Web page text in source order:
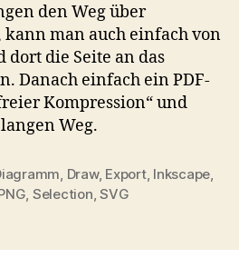
den Weg über
kann man auch einfach von
dort die Seite an das
Danach einfach ein PDF-
Kompression“ und
Weg.
Draw, Export, Inkscape
Selection ,SVG